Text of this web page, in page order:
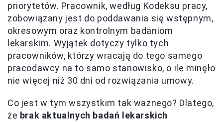
priorytetów. Pracownik, według Kodeksu pracy,
zobowiązany jest do poddawania się wstępnym,
okresowym oraz kontrolnym badaniom
lekarskim. Wyjątek dotyczy tylko tych
pracowników, którzy wracają do tego samego
pracodawcy na to samo stanowisko, o ile minęło
nie więcej niż 30 dni od rozwiązania umowy.
Co jest w tym wszystkim tak ważnego? Dlatego,
że brak aktualnych badań lekarskich